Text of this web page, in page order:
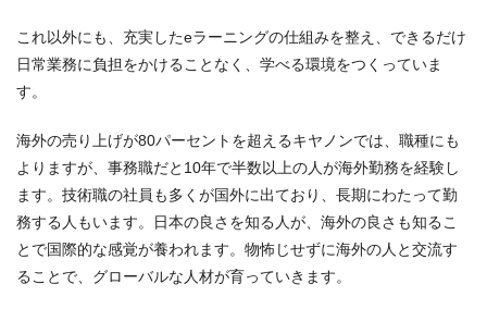
これ以外にも、充実したeラーニングの仕組みを整え、できるだけ
日常業務に負担をかけることなく、学べる環境をつくっていま
す。
海外の売り上げが80パーセントを超えるキヤノンでは、職種にも
よりますが、事務職だと10年で半数以上の人が海外勤務を経験し
ます。技術職の社員も多くが国外に出ており、長期にわたって勤
務する人もいます。日本の良さを知る人が、海外の良さも知るこ
とで国際的な感覚が養われます。物怖じせずに海外の人と交流す
ることで、グローバルな人材が育っていきます。